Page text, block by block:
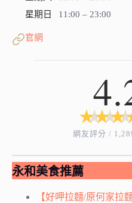
星期日
11:00 – 23:00
官網
★
★ ★
★★
網友評分 /
永和美食推薦
【好呷拉麵/原何家拉